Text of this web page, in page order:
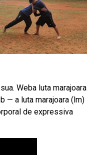
Weba luta marajoara
— a luta marajoara (lm)
de expressiva